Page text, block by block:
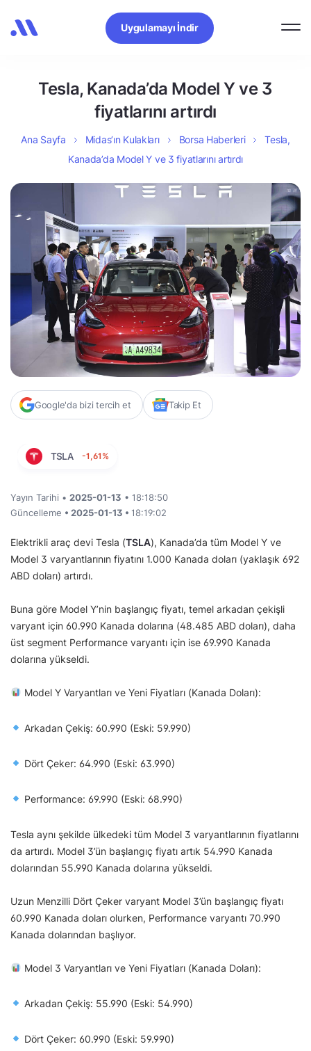
Uygulamayı İndir
Tesla, Kanada’da Model Y ve 3
fiyatlarını artırdı
Ana Sayfa Midas’ın Kulakları Borsa Haberleri
Tesla,
Kanada’da Model Y ve 3 fiyatlarını artırdı
Google'da bizi tercih et Takip Et
TSLA -1,61%
Yayın Tarihi • 2025-01-13 • 18:18:50
Güncelleme • 2025-01-13 • 18:19:02
Elektrikli araç devi Tesla (TSLA), Kanada’da tüm Model Y ve
Model 3 varyantlarının fiyatını 1.000 Kanada doları (yaklaşık 692
ABD doları) artırdı.
Buna göre Model Y’nin başlangıç fiyatı, temel arkadan çekişli
varyant için 60.990 Kanada dolarına (48.485 ABD doları), daha
üst segment Performance varyantı için ise 69.990 Kanada
dolarına yükseldi.
Model Y Varyantları ve Yeni Fiyatları (Kanada Doları):
Arkadan Çekiş: 60.990 (Eski: 59.990)
Dört Çeker: 64.990 (Eski: 63.990)
Performance: 69.990 (Eski: 68.990)
Tesla aynı şekilde ülkedeki tüm Model 3 varyantlarının fiyatlarını
da artırdı. Model 3’ün başlangıç fiyatı artık 54.990 Kanada
dolarından 55.990 Kanada dolarına yükseldi.
Uzun Menzilli Dört Çeker varyant Model 3’ün başlangıç fiyatı
60.990 Kanada doları olurken, Performance varyantı 70.990
Kanada dolarından başlıyor.
Model 3 Varyantları ve Yeni Fiyatları (Kanada Doları):
Arkadan Çekiş: 55.990 (Eski: 54.990)
Dört Çeker: 60.990 (Eski: 59.990)